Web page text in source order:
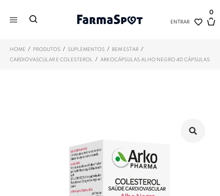
ENTRAR
0
HOME / PRODUTOS / SUPLEMENTOS / BEM ESTAR /
CARDIOVASCULAR E COLESTEROL / ARKOCÁPSULAS ALHO NEGRO 40 CÁPSULAS